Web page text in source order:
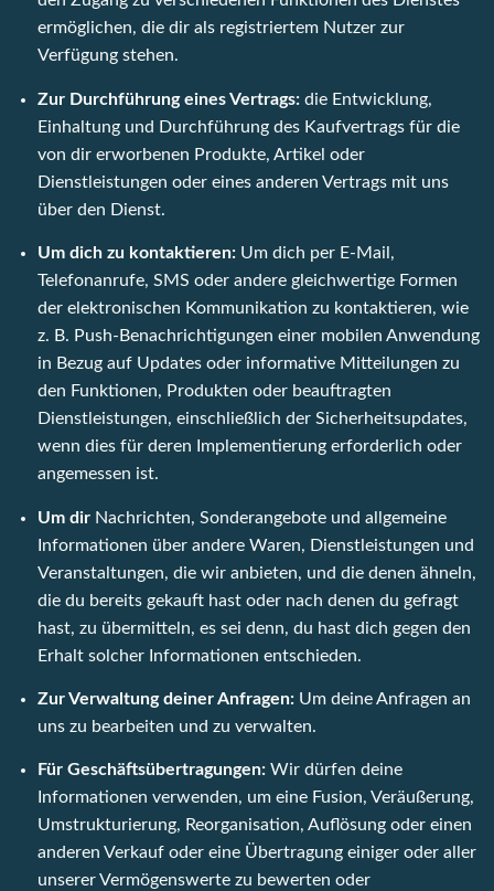
ermöglichen, die dir als registriertem Nutzer zur
Verfügung stehen.
Zur Durchführung eines Vertrags: die Entwicklung,
Einhaltung und Durchführung des Kaufvertrags für die
von dir erworbenen Produkte, Artikel oder
Dienstleistungen oder eines anderen Vertrags mit uns
über den Dienst.
Um dich zu kontaktieren: Um dich per E-Mail,
Telefonanrufe, SMS oder andere gleichwertige Formen
der elektronischen Kommunikation zu kontaktieren, wie
z. B. Push-Benachrichtigungen einer mobilen Anwendung
in Bezug auf Updates oder informative Mitteilungen zu
den Funktionen, Produkten oder beauftragten
Dienstleistungen, einschließlich der Sicherheitsupdates,
wenn dies für deren Implementierung erforderlich oder
angemessen ist.
Um dir Nachrichten, Sonderangebote und allgemeine
Informationen über andere Waren, Dienstleistungen und
Veranstaltungen, die wir anbieten, und die denen ähneln,
die du bereits gekauft hast oder nach denen du gefragt
hast, zu übermitteln, es sei denn, du hast dich gegen den
Erhalt solcher Informationen entschieden.
Zur Verwaltung deiner Anfragen: Um deine Anfragen an
uns zu bearbeiten und zu verwalten.
Für Geschäftsübertragungen: Wir dürfen deine
Informationen verwenden, um eine Fusion, Veräußerung,
Umstrukturierung, Reorganisation, Auflösung oder einen
anderen Verkauf oder eine Übertragung einiger oder aller
unserer Vermögenswerte zu bewerten oder